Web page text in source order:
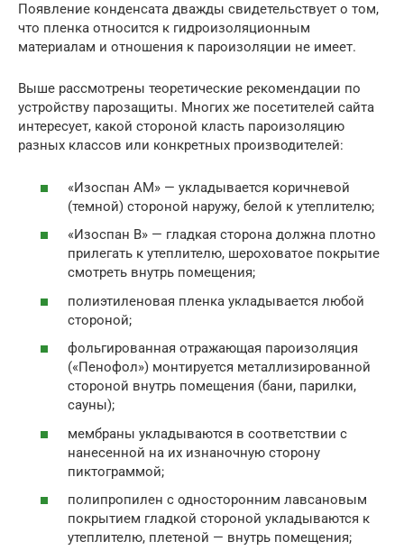
Появление конденсата дважды свидетельствует о том,
что пленка относится к гидроизоляционным
материалам и отношения к пароизоляции не имеет.
Выше рассмотрены теоретические рекомендации по
устройству парозащиты. Многих же посетителей сайта
интересует, какой стороной класть пароизоляцию
разных классов или конкретных производителей:
«Изоспан АМ» — укладывается коричневой
(темной) стороной наружу, белой к утеплителю;
«Изоспан В» — гладкая сторона должна плотно
прилегать к утеплителю, шероховатое покрытие
смотреть внутрь помещения;
полиэтиленовая пленка укладывается любой
стороной;
фольгированная отражающая пароизоляция
(«Пенофол») монтируется металлизированной
стороной внутрь помещения (бани, парилки,
сауны);
мембраны укладываются в соответствии с
нанесенной на их изнаночную сторону
пиктограммой;
полипропилен с односторонним лавсановым
покрытием гладкой стороной укладываются к
утеплителю, плетеной — внутрь помещения;